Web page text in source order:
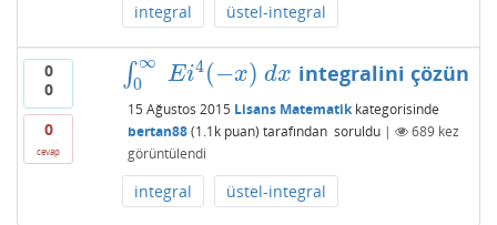
integral üstel-integral
0
0
0
cevap
∫ ∞
0
Ei4(−x) dx
∫0∞E i4(−x) dx integralini çözün
15 Ağustos 2015 Lisans Matematikkategorisinde
bertan88 (1.1kpuan) tarafından soruldu | 689kez
görüntülendi
integral üstel-integral